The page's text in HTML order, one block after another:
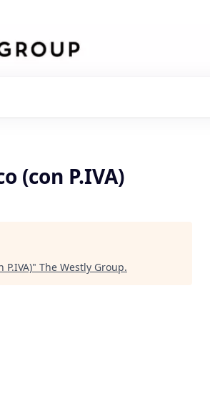
(con P.IVA)
P.IVA)" The Westly Group.